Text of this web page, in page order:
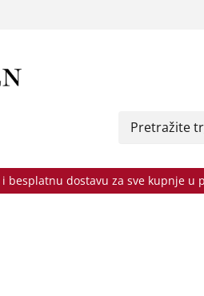
dostavu za sve kupnje u